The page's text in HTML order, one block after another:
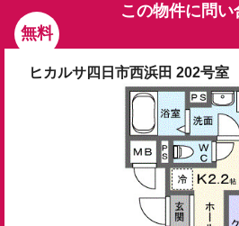
無料
この物件に問い
ヒカルサ四日市西浜田 202号室